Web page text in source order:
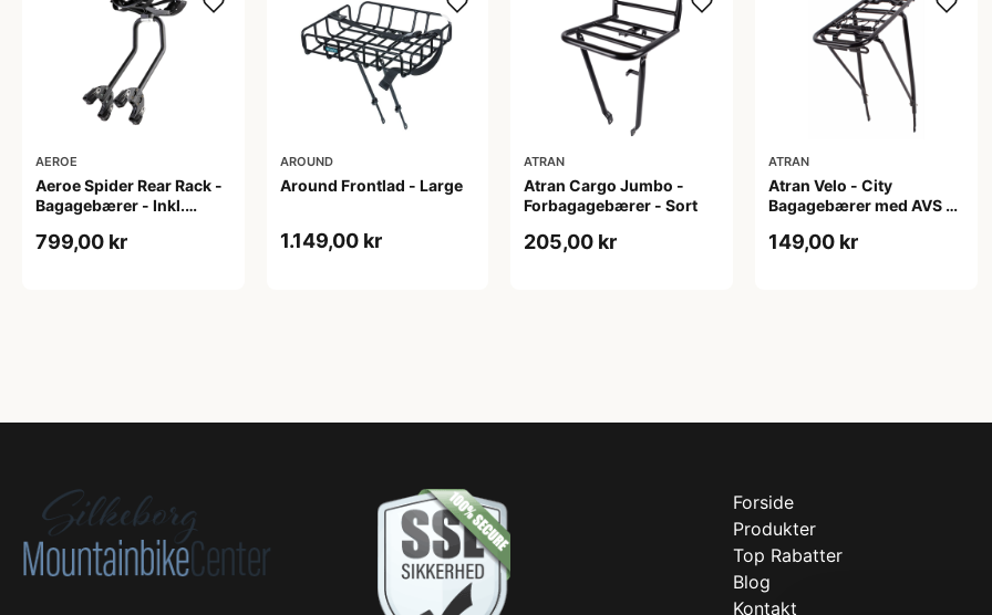
AEROE
Aeroe Spider Rear Rack -
Bagagebærer - Inkl.
799,00 kr
AROUND
Around Frontlad - Large
1.149,00 kr
ATRAN
Atran Cargo Jumbo -
Forbagagebærer - Sort
205,00 kr
ATRAN
Atran Velo - City
Bagagebærer med AVS -
149,00 kr
Forside
Produkter
Top Rabatter
Blog
Kontakt